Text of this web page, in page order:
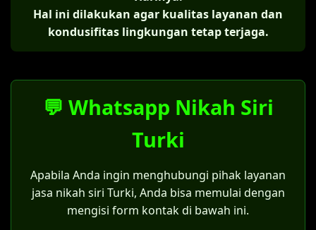
Hal ini dilakukan agar kualitas layanan dan
kondusifitas lingkungan tetap terjaga.
💬 Whatsapp Nikah Siri
Turki
Apabila Anda ingin menghubungi pihak layanan
jasa nikah siri Turki, Anda bisa memulai dengan
mengisi form kontak di bawah ini.